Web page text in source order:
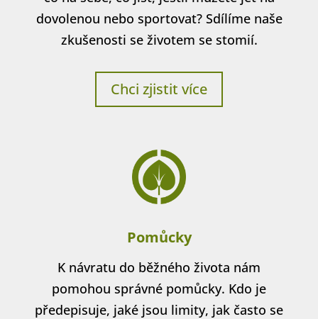
dovolenou nebo sportovat? Sdílíme naše
zkušenosti se životem se stomií.
Chci zjistit více
Pomůcky
K návratu do běžného života nám
pomohou správné pomůcky. Kdo je
předepisuje, jaké jsou limity, jak často se